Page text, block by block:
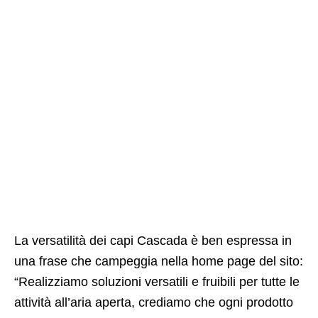
La versatilità dei capi Cascada è ben espressa in
una frase che campeggia nella home page del sito:
“Realizziamo soluzioni versatili e fruibili per tutte le
attività all’aria aperta, crediamo che ogni prodotto